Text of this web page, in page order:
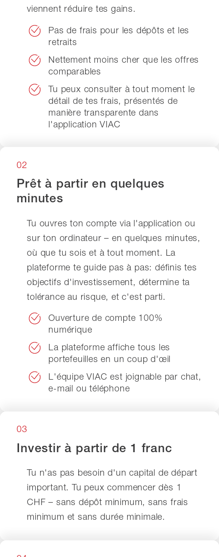
viennent réduire tes gains.
Pas de frais pour les dépôts et les
retraits
Nettement moins cher que les offres
comparables
Tu peux consulter à tout moment le
détail de tes frais, présentés de
manière transparente dans
l'application VIAC
02
Prêt à partir en quelques
minutes
Tu ouvres ton compte via l'application ou
sur ton ordinateur – en quelques minutes,
où que tu sois et à tout moment. La
plateforme te guide pas à pas: définis tes
objectifs d'investissement, détermine ta
tolérance au risque, et c'est parti.
Ouverture de compte 100%
numérique
La plateforme affiche tous les
portefeuilles en un coup d'œil
L'équipe VIAC est joignable par chat,
e-mail ou téléphone
03
Investir à partir de 1 franc
Tu n'as pas besoin d'un capital de départ
important. Tu peux commencer dès 1
CHF – sans dépôt minimum, sans frais
minimum et sans durée minimale.